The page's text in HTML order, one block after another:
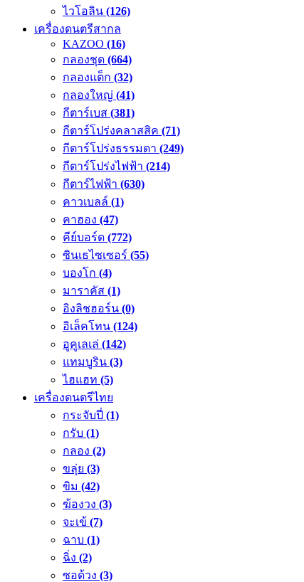
ไวโอลิน (126)
เครื่องดนตรีสากล
KAZOO (16)
กลองชุด (664)
กลองแต็ก (32)
กลองใหญ่ (41)
กีตาร์เบส (381)
กีตาร์โปร่งคลาสสิค (71)
กีตาร์โปร่งธรรมดา (249)
กีตาร์โปร่งไฟฟ้า (214)
กีตาร์ไฟฟ้า (630)
คาวเบลล์ (1)
คาฮอง (47)
คีย์บอร์ด (772)
ซินเธไซเซอร์ (55)
บองโก (4)
มาราคัส (1)
อิงลิชฮอร์น (0)
อิเล็คโทน (124)
อูคูเลเล่ (142)
แทมบูริน (3)
ไฮแฮท (5)
เครื่องดนตรีไทย
กระจับปี่ (1)
กรับ (1)
กลอง (2)
ขลุ่ย (3)
ขิม (42)
ฆ้องวง (3)
จะเข้ (7)
ฉาบ (1)
ฉิ่ง (2)
ซอด้วง (3)